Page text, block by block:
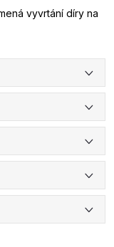
vyvrtání díry na